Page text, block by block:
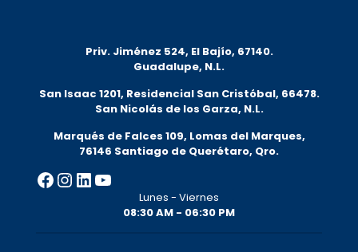
Priv. Jiménez 524, El Bajío, 67140.
Guadalupe, N.L.
San Isaac 1201, Residencial San Cristóbal, 66478.
San Nicolás de los Garza, N.L.
Marqués de Falces 109, Lomas del Marques,
76146 Santiago de Querétaro, Qro.
Facebook
Instagram
LinkedIn
YouTube
Lunes - Viernes
08:30 AM - 06:30 PM